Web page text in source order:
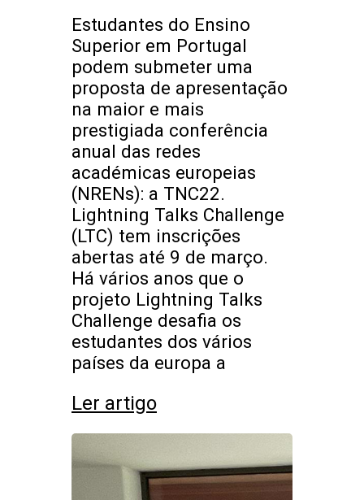
Estudantes do Ensino
Superior em Portugal
podem submeter uma
proposta de apresentação
na maior e mais
prestigiada conferência
anual das redes
académicas europeias
(NRENs): a TNC22.
Lightning Talks Challenge
(LTC) tem inscrições
abertas até 9 de março.
Há vários anos que o
projeto Lightning Talks
Challenge desafia os
estudantes dos vários
países da europa a
Ler artigo